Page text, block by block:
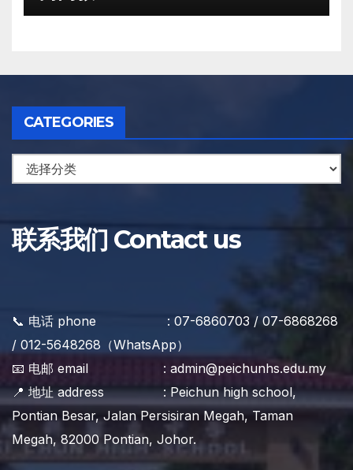
CATEGORIES
联系我们 Contact us
📞 电话 phone : 07-6860703 / 07-6868268
/ 012-5648268（WhatsApp）
📧 电邮 email : admin@peichunhs.edu.my
📍 地址 address : Peichun high school,
Pontian Besar, Jalan Persisiran Megah, Taman
Megah, 82000 Pontian, Johor.